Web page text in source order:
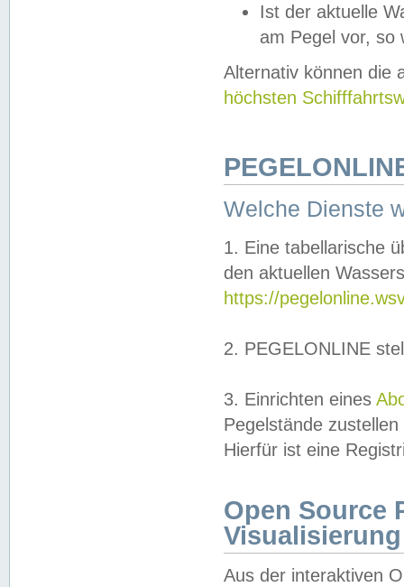
Ist der aktuelle
am Pegel vor,
Alternativ können die
höchsten
Welche Dienste
1. Eine tabellarische
den aktuellen
https://
2. PEGELONLINE
3. Einrichten eines
Pegelstände
Hierfür ist eine
Open Source
Visualisierung
Aus der interaktiven